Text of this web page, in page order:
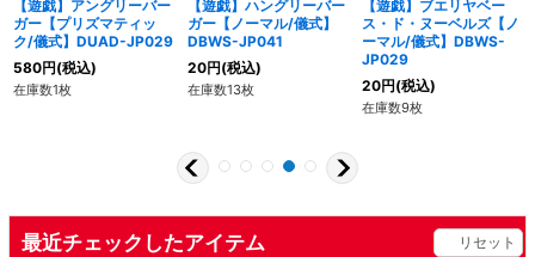
【遊戯】アングリーバー
ガー【プリズマティッ
ク/儀式】DUAD-JP029
580円(税込)
在庫数1枚
【遊戯】ハングリーバー
ガー【ノーマル/儀式】
DBWS-JP041
20円(税込)
在庫数13枚
【遊戯】ブエリヤベー
ス・ド・ヌーベルズ【ノ
ーマル/儀式】DBWS-
JP029
20円(税込)
在庫数9枚
最近チェックしたアイテム リセット